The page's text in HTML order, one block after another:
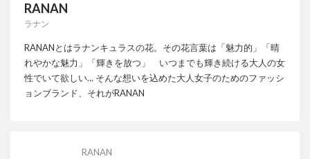
RANAN
ラナン
RANANとはラナンキュラスの花。その花言葉は「魅力的」「晴
れやかな魅力」「輝きを放つ」 いつまでも輝き続ける大人の女
性でいて欲しい... そんな想いを込めた大人女子のためのファッシ
ョンブランド、それがRANAN
RANAN